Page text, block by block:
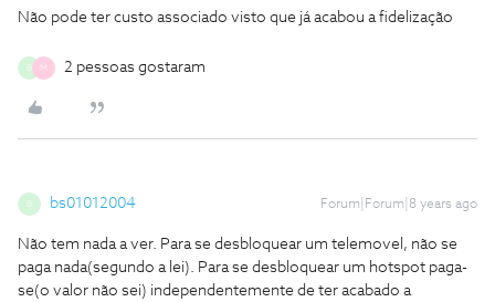
Não pode ter custo associado visto que já acabou a fidelização
M 2 pessoas gostaram
bs01012004 Forum|Forum|8 years ago
Não tem nada a ver. Para se desbloquear um telemovel, não se
paga nada(segundo a lei). Para se desbloquear um hotspot paga-
se(o valor não sei) independentemente de ter acabado a